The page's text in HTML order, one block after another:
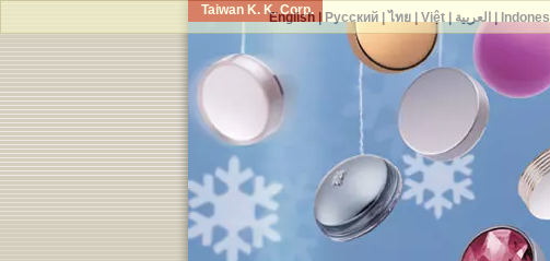
Taiwan K. K. Corp.
English| Русский| ไทย| Việt| العربية